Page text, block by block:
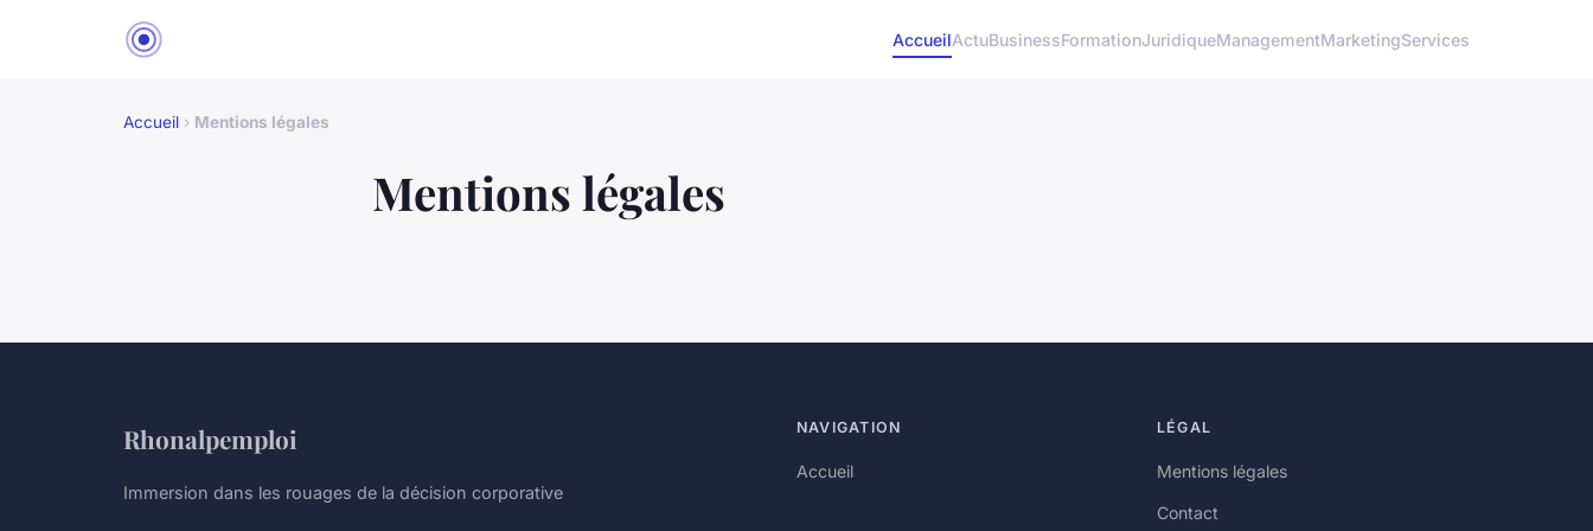
AccueilActuBusinessFormationJuridiqueManagementMarketingServices
Accueil › Mentions légales
Mentions légales
Rhonalpemploi
Immersion dans les rouages de la décision corporative
NAVIGATION
Accueil
LÉGAL
Mentions légales
Contact